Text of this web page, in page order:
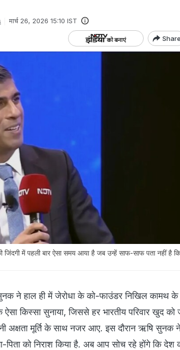
मार्च 26, 2026 15:10 IST
Share
में पहली बार ऐसा समय आया है जब उन्हें साफ-साफ पता नहीं है
ने हाल ही में जेरोधा के को-फाउंडर निखिल कामथ के
किस्सा सुनाया, जिससे हर भारतीय परिवार खुद को
अक्षता मूर्ति के साथ नजर आए. इस दौरान ऋषि सुनक
पिता को निराश किया है. अब आप सोच रहे होंगे कि देश